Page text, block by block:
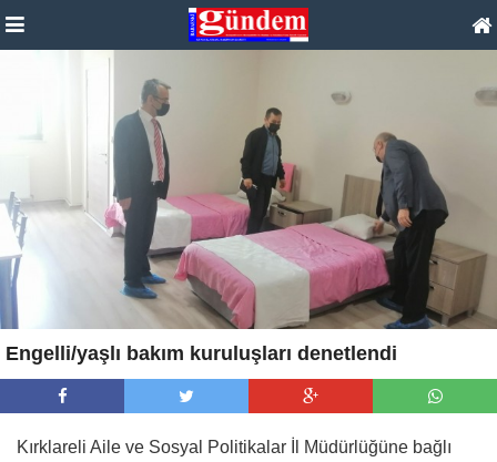
Engelli/yaşlı bakım kuruluşları denetlendi
Kırklareli Aile ve Sosyal Politikalar İl Müdürlüğüne bağlı